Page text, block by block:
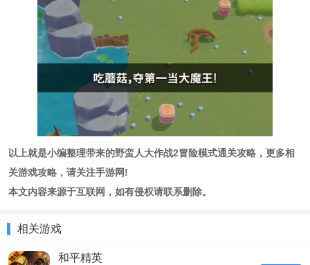
以上就是小编整理带来的野蛮人大作战2冒险模式通关攻略，更多相
关游戏攻略，请关注手游网!
本文内容来源于互联网，如有侵权请联系删除。
相关游戏
和平精英